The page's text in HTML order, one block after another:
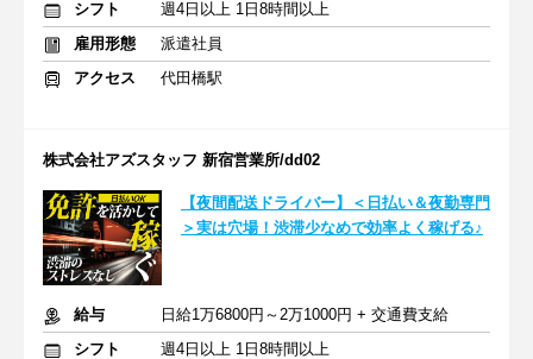
シフト
週4日以上 1日8時間以上
雇用形態
派遣社員
アクセス
代田橋駅
株式会社アズスタッフ 新宿営業所/dd02
【夜間配送ドライバー】＜日払い＆夜勤専門
＞実は穴場！渋滞少なめで効率よく稼げる♪
給与
日給1万6800円～2万1000円 + 交通費支給
シフト
週4日以上 1日8時間以上